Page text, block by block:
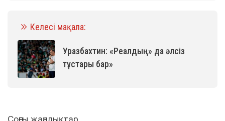
Келесі мақала:
Уразбахтин: «Реалдың» да әлсіз
тұстары бар»